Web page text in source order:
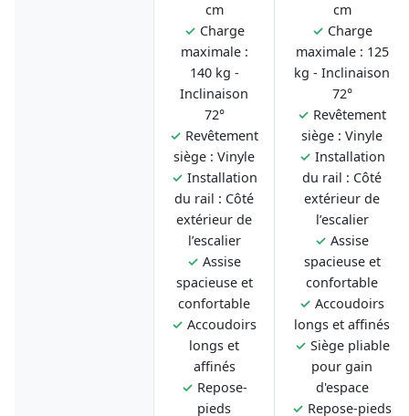
cm
✓ Charge
maximale :
140 kg -
Inclinaison
72°
✓ Revêtement
siège : Vinyle
✓ Installation
du rail : Côté
extérieur de
l’escalier
✓ Assise
spacieuse et
confortable
✓ Accoudoirs
longs et
affinés
✓ Repose-
pieds
cm
✓ Charge
maximale : 125
kg - Inclinaison
72°
✓ Revêtement
siège : Vinyle
✓ Installation
du rail : Côté
extérieur de
l’escalier
✓ Assise
spacieuse et
confortable
✓ Accoudoirs
longs et affinés
✓ Siège pliable
pour gain
d'espace
✓ Repose-pieds